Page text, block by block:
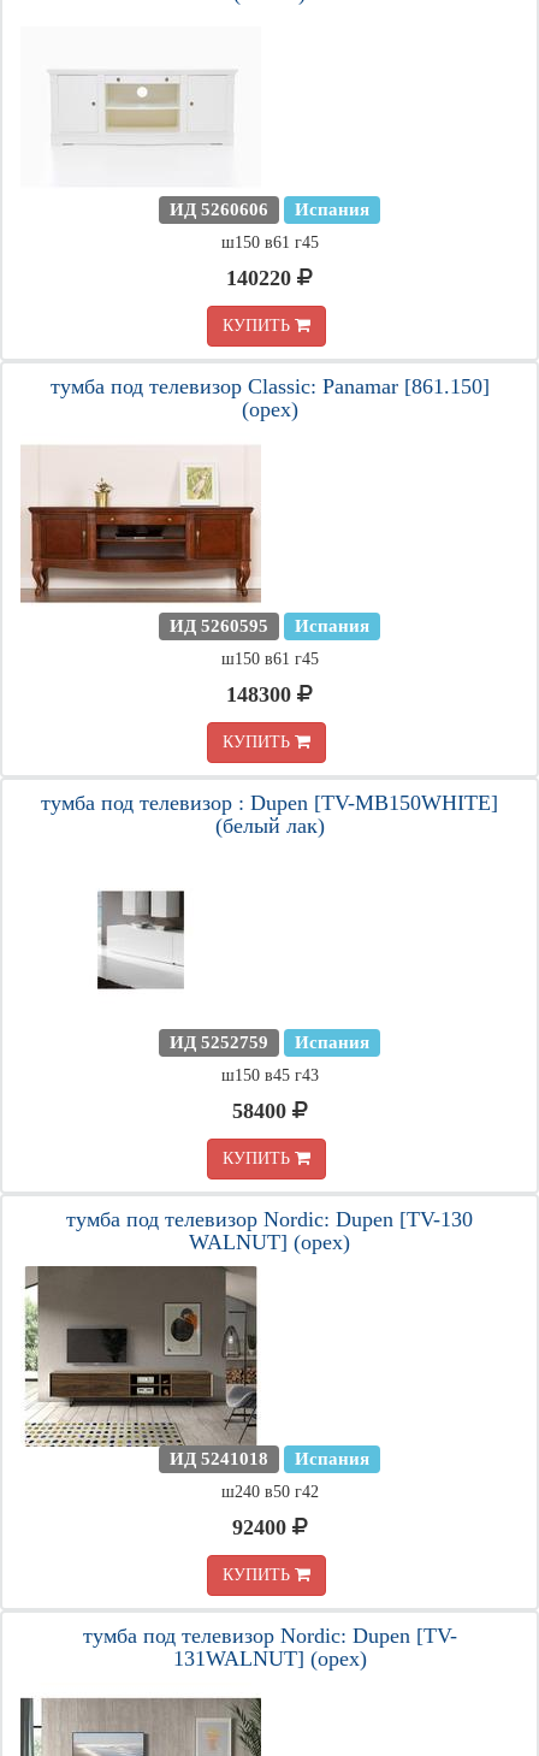
ИД 5260606 Испания
ш150 в61 г45
140220
КУПИТЬ
тумба под телевизор Classic: Panamar [861.150]
(орех)
ИД 5260595 Испания
ш150 в61 г45
148300
КУПИТЬ
тумба под телевизор : Dupen [TV-MB150WHITE]
(белый лак)
ИД 5252759 Испания
ш150 в45 г43
58400
КУПИТЬ
тумба под телевизор Nordic: Dupen [TV-130
WALNUT] (орех)
ИД 5241018 Испания
ш240 в50 г42
92400
КУПИТЬ
тумба под телевизор Nordic: Dupen [TV-
131WALNUT] (орех)